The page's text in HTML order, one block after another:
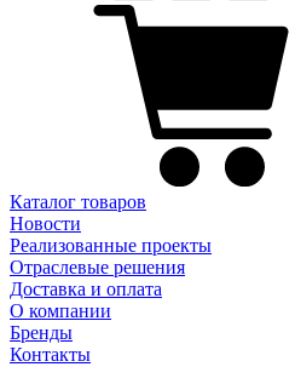
Каталог товаров
Новости
Реализованные проекты
Отраслевые решения
Доставка и оплата
О компании
Бренды
Контакты